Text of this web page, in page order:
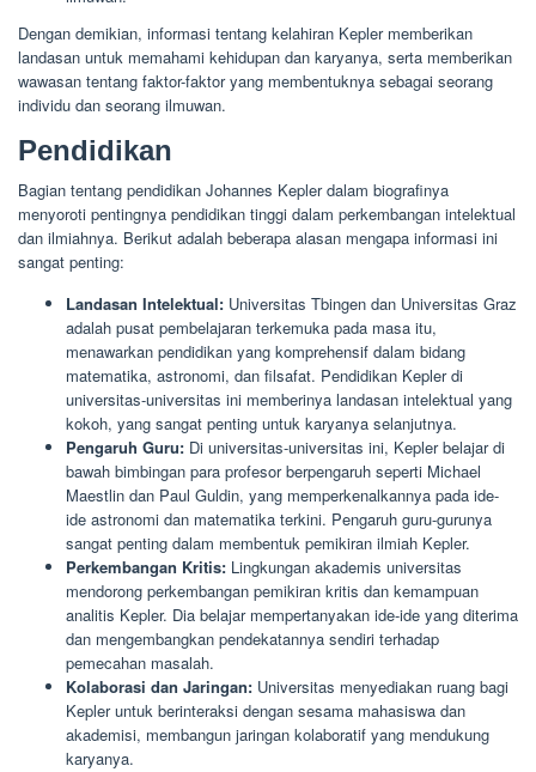
Dengan demikian, informasi tentang kelahiran Kepler memberikan
landasan untuk memahami kehidupan dan karyanya, serta memberikan
wawasan tentang faktor-faktor yang membentuknya sebagai seorang
individu dan seorang ilmuwan.
Pendidikan
Bagian tentang pendidikan Johannes Kepler dalam biografinya
menyoroti pentingnya pendidikan tinggi dalam perkembangan intelektual
dan ilmiahnya. Berikut adalah beberapa alasan mengapa informasi ini
sangat penting:
Landasan Intelektual: Universitas Tbingen dan Universitas Graz
adalah pusat pembelajaran terkemuka pada masa itu,
menawarkan pendidikan yang komprehensif dalam bidang
matematika, astronomi, dan filsafat. Pendidikan Kepler di
universitas-universitas ini memberinya landasan intelektual yang
kokoh, yang sangat penting untuk karyanya selanjutnya.
Pengaruh Guru: Di universitas-universitas ini, Kepler belajar di
bawah bimbingan para profesor berpengaruh seperti Michael
Maestlin dan Paul Guldin, yang memperkenalkannya pada ide-
ide astronomi dan matematika terkini. Pengaruh guru-gurunya
sangat penting dalam membentuk pemikiran ilmiah Kepler.
Perkembangan Kritis: Lingkungan akademis universitas
mendorong perkembangan pemikiran kritis dan kemampuan
analitis Kepler. Dia belajar mempertanyakan ide-ide yang diterima
dan mengembangkan pendekatannya sendiri terhadap
pemecahan masalah.
Kolaborasi dan Jaringan: Universitas menyediakan ruang bagi
Kepler untuk berinteraksi dengan sesama mahasiswa dan
akademisi, membangun jaringan kolaboratif yang mendukung
karyanya.